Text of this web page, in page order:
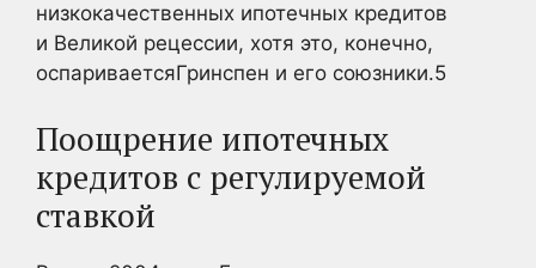
низкокачественных ипотечных кредитов
и Великой рецессии, хотя это, конечно,
оспариваетсяГринспен и его союзники.5
Поощрение ипотечных
кредитов с регулируемой
ставкой